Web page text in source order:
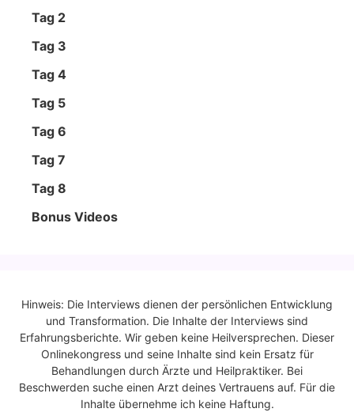
Tag 2
Tag 3
Tag 4
Tag 5
Tag 6
Tag 7
Tag 8
Bonus Vide­os
Hinweis: Die Interviews dienen der persönlichen Entwicklung
und Transformation. Die Inhalte der Interviews sind
Erfahrungsberichte. Wir geben keine Heilversprechen. Dieser
Onlinekongress und seine Inhalte sind kein Ersatz für
Behandlungen durch Ärzte und Heilpraktiker. Bei
Beschwerden suche einen Arzt deines Vertrauens auf. Für die
Inhalte übernehme ich keine Haftung.